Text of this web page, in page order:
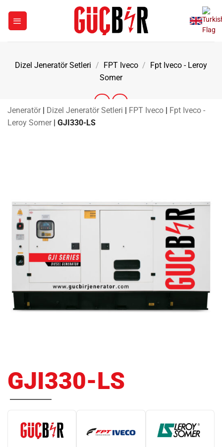
Dizel Jeneratör Setleri / FPT Iveco / Fpt Iveco - Leroy
Somer
Jeneratör | Dizel Jeneratör Setleri | FPT Iveco | Fpt Iveco -
Leroy Somer | GJI330-LS
GJI330-LS